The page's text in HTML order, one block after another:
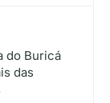
do Buricá
das